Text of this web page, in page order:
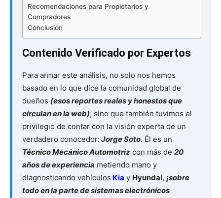
Recomendaciones para Propietarios y
Compradores
Conclusión
Contenido Verificado por Expertos
Para armar este análisis, no solo nos hemos
basado en lo que dice la comunidad global de
dueños (esos reportes reales y honestos que
circulan en la web); sino que también tuvimos el
privilegio de contar con la visión experta de un
verdadero conocedor: Jorge Soto. Él es un
Técnico Mecánico Automotriz con más de 20
años de experiencia metiendo mano y
diagnosticando vehículos Kia y Hyundai, ¡sobre
todo en la parte de sistemas electrónicos